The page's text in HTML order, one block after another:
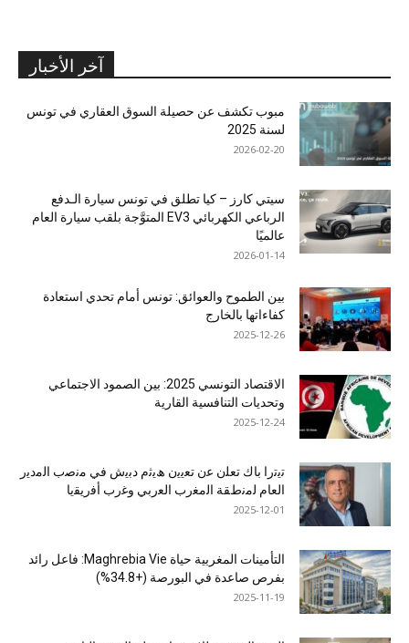
آخر الأخبار
مبوب تكشف عن حصيلة السوق العقاري في تونس
لسنة 2025
2026-02-20
سيتي كارز – كيا تطلق في تونس سيارة الـدفع
الرباعي الكهربائي EV3 المتوَّجة بلقب سيارة العام
عالميًا
2026-01-14
بين الطموح والعوائق: تونس أمام تحدي استعادة
كفاءاتها بالخارج
2025-12-26
الاقتصاد التونسي 2025: بين الصمود الاجتماعي
وتحديات التنافسية القارية
2025-12-24
ﺗﯾﺗرا ﺑﺎك ﺗﻌﻠن ﻋن ﺗﻌﯾﯾن ھﯾﺛم دﺑﯾش ﻓﻲ ﻣﻧﺻب اﻟﻣدﯾر
اﻟﻌﺎم ﻟﻣﻧطﻘﺔ اﻟﻣﻐرب اﻟﻌرﺑﻲ وﻏرب أﻓرﯾﻘﯾﺎ
2025-12-01
التأمينات المغربية حياة Maghrebia Vie: فاعل رائد
بفرص صاعدة في البورصة (+34.8%)
2025-11-19